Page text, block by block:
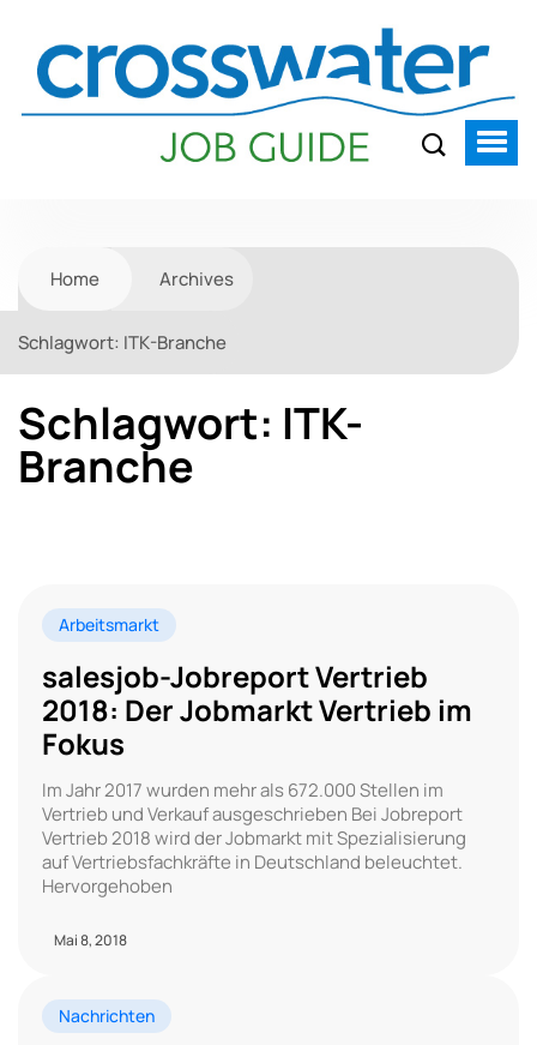
Home Archives
Schlagwort: ITK-Branche
Schlagwort: ITK-
Branche
Arbeitsmarkt
salesjob-Jobreport Vertrieb
2018: Der Jobmarkt Vertrieb im
Fokus
Im Jahr 2017 wurden mehr als 672.000 Stellen im
Vertrieb und Verkauf ausgeschrieben Bei Jobreport
Vertrieb 2018 wird der Jobmarkt mit Spezialisierung
auf Vertriebsfachkräfte in Deutschland beleuchtet.
Hervorgehoben
Mai 8, 2018
Nachrichten